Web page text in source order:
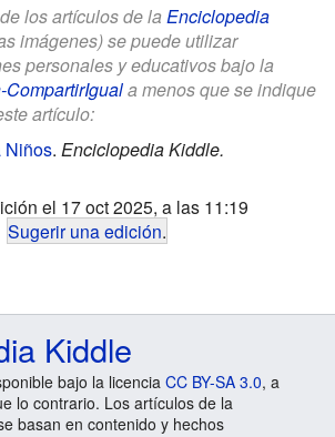
los artículos de la Enciclopedia
imágenes) se puede utilizar
personales y educativos bajo la
CompartirIguala menos que se indique
artículo:
Niños. Enciclopedia Kiddle.
el 17 oct 2025, a las 11:19
Sugerir una edición.
Kiddle
bajo la licencia CC BY-SA 3.0, a
lo contrario. Los artículos de la
basan en contenido y hechos